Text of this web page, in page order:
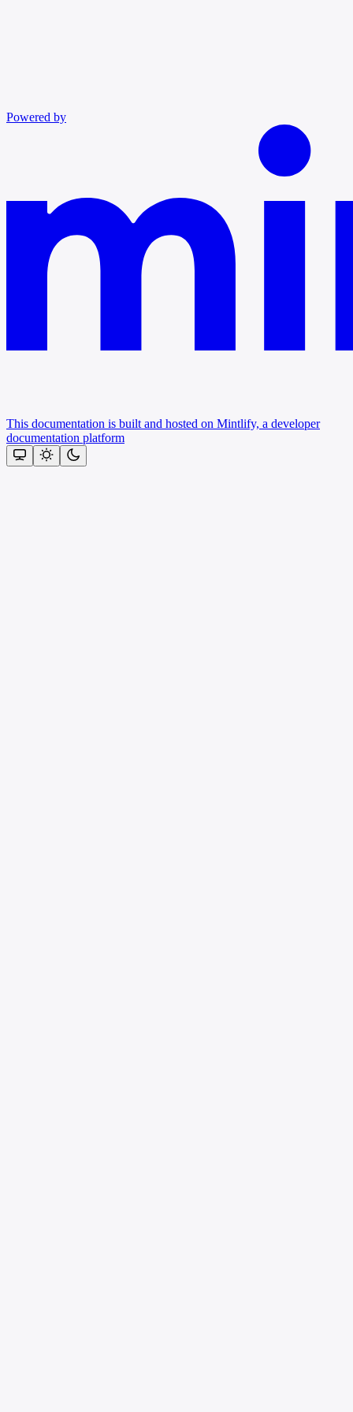
Powered by
This documentation is built and hosted on Mintlify, a developer
documentation platform